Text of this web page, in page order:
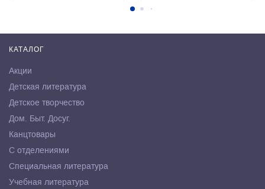
КАТАЛОГ
Акции
Детская литература
Детское творчество
Дом. Быт. Досуг.
Канцтовары
С отделениями
Специальная литература
Учебная литература